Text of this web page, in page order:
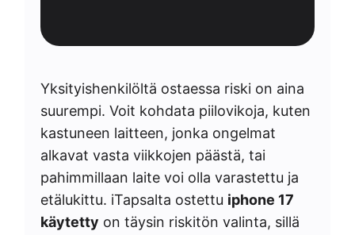
Yksityishenkilöltä ostaessa riski on aina
suurempi. Voit kohdata piilovikoja, kuten
kastuneen laitteen, jonka ongelmat
alkavat vasta viikkojen päästä, tai
pahimmillaan laite voi olla varastettu ja
etälukittu. iTapsalta ostettu iphone 17
käytetty on täysin riskitön valinta, sillä